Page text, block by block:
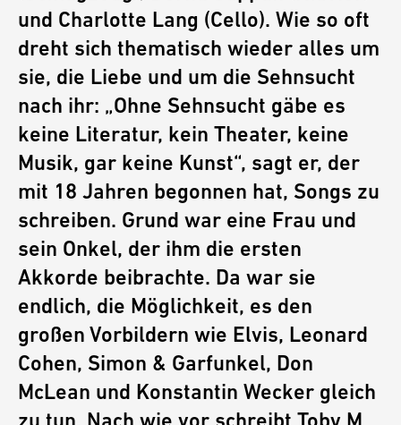
und Charlotte Lang (Cello). Wie so oft
dreht sich thematisch wieder alles um
sie, die Liebe und um die Sehnsucht
nach ihr: „Ohne Sehnsucht gäbe es
keine Literatur, kein Theater, keine
Musik, gar keine Kunst“, sagt er, der
mit 18 Jahren begonnen hat, Songs zu
schreiben. Grund war eine Frau und
sein Onkel, der ihm die ersten
Akkorde beibrachte. Da war sie
endlich, die Möglichkeit, es den
großen Vorbildern wie Elvis, Leonard
Cohen, Simon & Garfunkel, Don
McLean und Konstantin Wecker gleich